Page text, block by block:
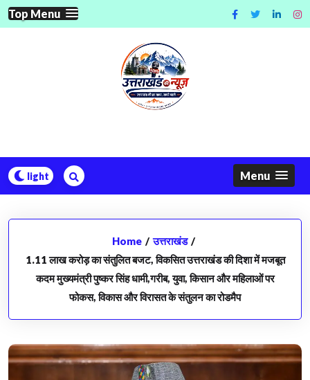
Skip
to
Top Menu
Menu
Home / उत्तराखंड /
1.11 लाख करोड़ का संतुलित बजट, विकसित उत्तराखंड की दिशा में मजबूत
कदम मुख्यमंत्री पुष्कर सिंह धामी,गरीब, युवा, किसान और महिलाओं पर
फोकस, विकास और विरासत के संतुलन का रोडमैप